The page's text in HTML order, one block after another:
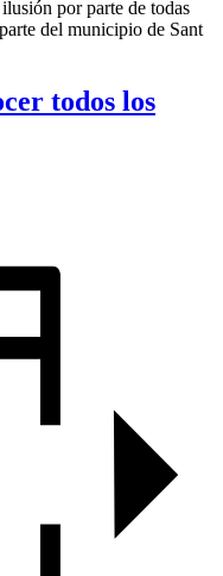
por parte de todas
del municipio de Sant
todos los